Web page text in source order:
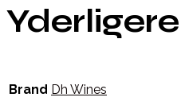
Brand Dh Wines